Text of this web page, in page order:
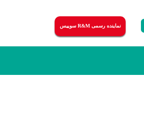
نماینده رسمی R&M سوییس